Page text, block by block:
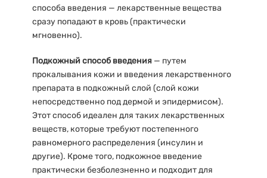
способа введения — лекарственные вещества
сразу попадают в кровь (практически
мгновенно).
Подкожный способ введения — путем
прокалывания кожи и введения лекарственного
препарата в подкожный слой (слой кожи
непосредственно под дермой и эпидермисом).
Этот способ идеален для таких лекарственных
веществ, которые требуют постепенного
равномерного распределения (инсулин и
другие). Кроме того, подкожное введение
практически безболезненно и подходит для